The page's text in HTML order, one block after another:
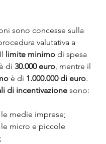
sono concesse sulla
valutativa a
limite minimo di spesa
di 30.000 euro, mentre il
è di 1.000.000 di euro.
di incentivazione sono:
medie imprese;
micro e piccole